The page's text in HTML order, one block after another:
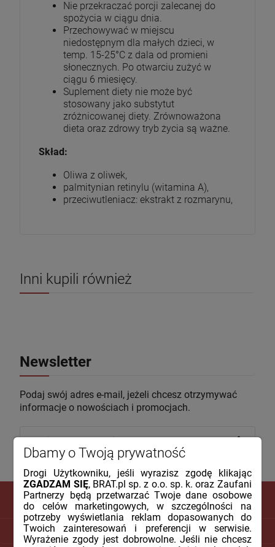
Nie przekraczać porcji zalecanej do
spożycia w ciągu dnia.
Przechowywać w miejscu
niedostępnym dla małych dzieci, w
temp. 15-25°C z dala od promieni
słonecznych. Po otwarciu zużyć w
ciągu 6 miesięcy.
Suplement diety nie może być
stosowany jako substytut
zróżnicowanej diety. Zrównoważona
dieta oraz zdrowy tryb życia są ważne.
Skład:
Oliwa z oliwek,
palmitynian retinylu (witamina A),
przeciwutleniacz: ekstrakt z rozmarynu,
Inni kupili również
Newsletter
Podaj swój adres e-mail, jeżeli chcesz otrzymywać
informacje o nowościach i promocjach.
DLA KLIENTA
Dbamy o Twoją prywatność
Drogi Użytkowniku, jeśli wyrazisz zgodę klikając
ZGADZAM SIĘ, BRAT.pl sp. z o.o. sp. k. oraz Zaufani
Partnerzy będą przetwarzać Twoje dane osobowe
do celów marketingowych, w szczególności na
potrzeby wyświetlania reklam dopasowanych do
Twoich zainteresowań i preferencji w serwisie.
Wyrażenie zgody jest dobrowolne. Jeśli nie chcesz